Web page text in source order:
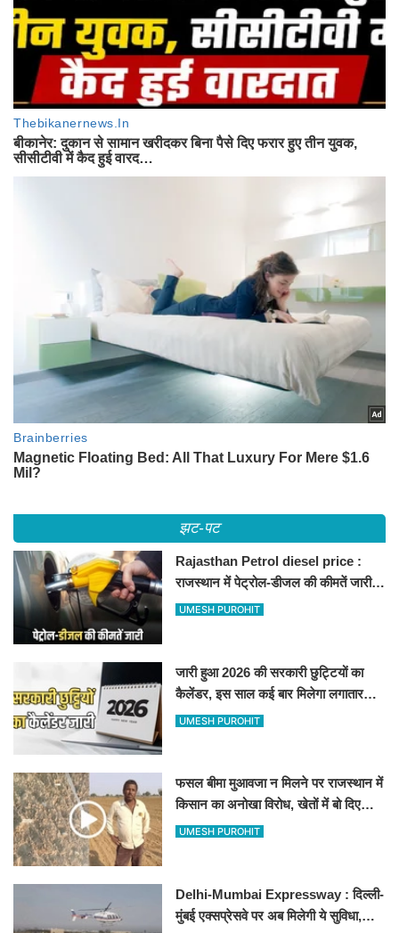
झट-पट
Rajasthan Petrol diesel price :
राजस्थान में पेट्रोल-डीजल की कीमतें जारी,
जानिए बीकानेर समेत पुरे प्रदेश में नए रेट
UMESH PUROHIT
जारी हुआ 2026 की सरकारी छुट्टियों का
कैलेंडर, इस साल कई बार मिलेगा लगातार
अवकाश, देखें
UMESH PUROHIT
फसल बीमा मुआवजा न मिलने पर राजस्थान में
किसान का अनोखा विरोध, खेतों में बो दिए
500-500 रुपए के नोट, वीडियो वायरल
UMESH PUROHIT
Delhi-Mumbai Expressway : दिल्ली-
मुंबई एक्सप्रेसवे पर अब मिलेगी ये सुविधा,